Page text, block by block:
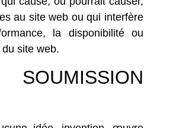
au site web ou qui interfère
la disponibilité ou
du site web.